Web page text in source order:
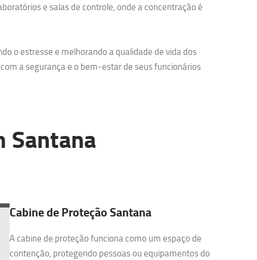
e salas de controle, onde a concentração é
o estresse e melhorando a qualidade de vida dos
a segurança e o bem-estar de seus funcionários
Santana
Cabine de Proteção Santana
A cabine de proteção funciona como um espaço de
contenção, protegendo pessoas ou equipamentos do